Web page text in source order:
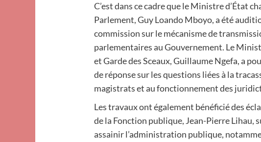
C’est dans ce cadre que le Ministre d’État
Parlement, Guy Loando Mboyo, a été
commission sur le mécanisme de
parlementaires au Gouvernement. Le
et Garde des Sceaux, Guillaume Ngefa, a
de réponse sur les questions liées à la
magistrats et au fonctionnement des
Les travaux ont également bénéficié des
de la Fonction publique, Jean-Pierre Lihau,
assainir l’administration publique,